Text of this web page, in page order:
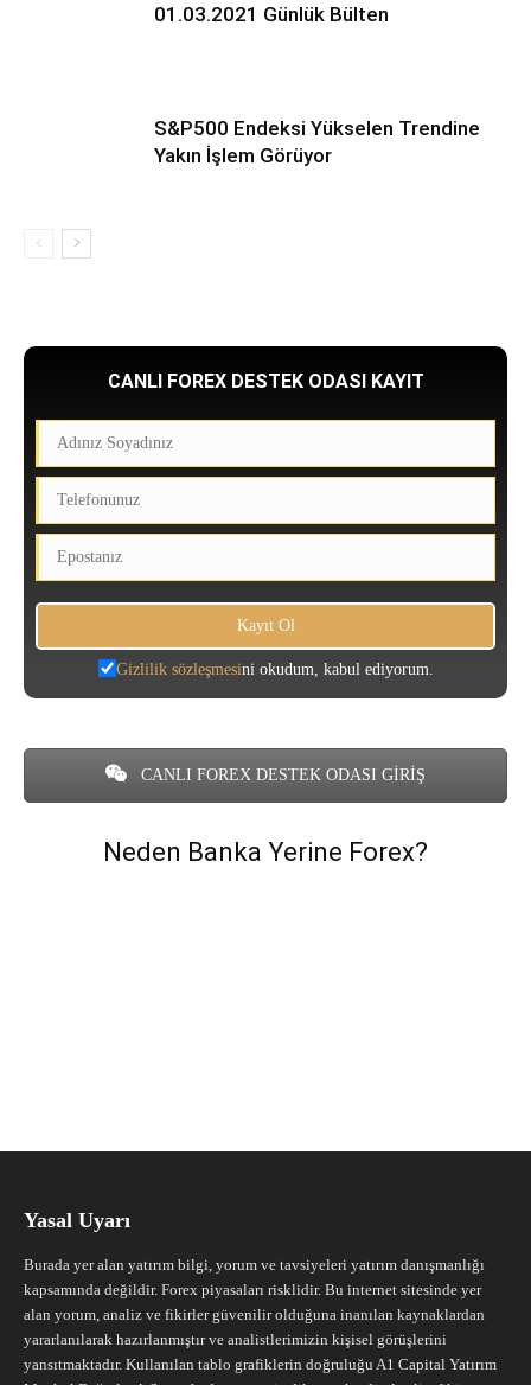
01.03.2021 Günlük Bülten
S&P500 Endeksi Yükselen Trendine
Yakın İşlem Görüyor
CANLI FOREX DESTEK ODASI KAYIT
Gizlilik sözleşmesini okudum, kabul ediyorum.
CANLI FOREX DESTEK ODASI GİRİŞ
Neden Banka Yerine Forex?
Yasal Uyarı
Burada yer alan yatırım bilgi, yorum ve tavsiyeleri yatırım danışmanlığı
kapsamında değildir. Forex piyasaları risklidir. Bu internet sitesinde yer
alan yorum, analiz ve fikirler güvenilir olduğuna inanılan kaynaklardan
yararlanılarak hazırlanmıştır ve analistlerimizin kişisel görüşlerini
yansıtmaktadır. Kullanılan tablo grafiklerin doğruluğu A1 Capital Yatırım